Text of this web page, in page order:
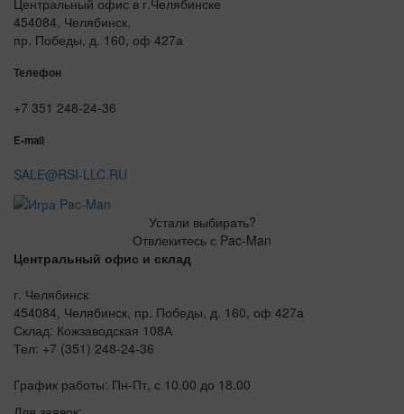
454084, Челябинск,
пр. Победы, д. 160, оф 427а
Телефон
+7 351 248-24-36
E-mail
SALE@RSI-LLC.RU
Устали выбирать?
Отвлекитесь с Pac-Man
Центральный офис и склад
г. Челябинск
454084, Челябинск, пр. Победы, д. 160, оф 427а
Склад: Кожзаводская 108А
Тел: +7 (351) 248-24-36
График работы: Пн-Пт, с 10.00 до 18.00